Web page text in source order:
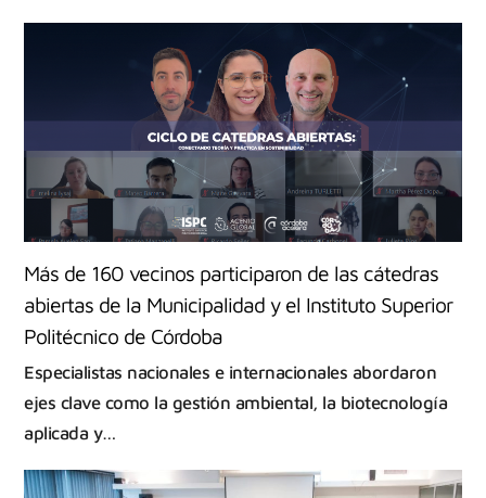
Más de 160 vecinos participaron de las cátedras
abiertas de la Municipalidad y el Instituto Superior
Politécnico de Córdoba
Especialistas nacionales e internacionales abordaron
ejes clave como la gestión ambiental, la biotecnología
aplicada y…